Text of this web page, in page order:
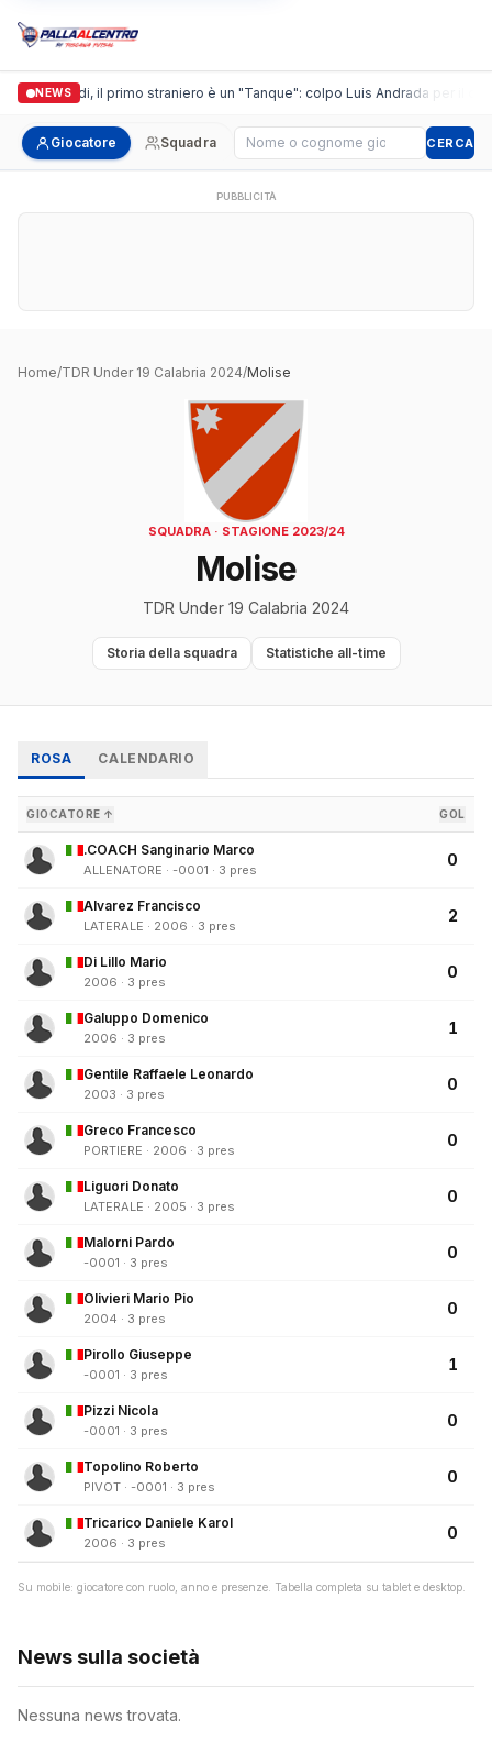
NEWS
Casalguidi, il primo straniero è un "Tanque": colpo Luis Andrada per il
Giocatore Squadra Cerca giocatore CERCA
PUBBLICITÀ
Home/TDR Under 19 Calabria 2024/Molise
SQUADRA · STAGIONE 2023/24
Molise
TDR Under 19 Calabria 2024
Storia della squadra Statistiche all-time
ROSA CALENDARIO
GIOCATORE ↑ GOL
.COACH Sanginario Marco
ALLENATORE · -0001 · 3 pres
0
Alvarez Francisco
LATERALE · 2006 · 3 pres
2
Di Lillo Mario
2006 · 3 pres
0
Galuppo Domenico
2006 · 3 pres
1
Gentile Raffaele Leonardo
2003 · 3 pres
0
Greco Francesco
PORTIERE · 2006 · 3 pres
0
Liguori Donato
LATERALE · 2005 · 3 pres
0
Malorni Pardo
-0001 · 3 pres
0
Olivieri Mario Pio
2004 · 3 pres
0
Pirollo Giuseppe
-0001 · 3 pres
1
Pizzi Nicola
-0001 · 3 pres
0
Topolino Roberto
PIVOT · -0001 · 3 pres
0
Tricarico Daniele Karol
2006 · 3 pres
0
Su mobile: giocatore con ruolo, anno e presenze. Tabella completa su tablet e desktop.
News sulla società
Nessuna news trovata.